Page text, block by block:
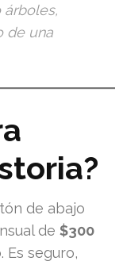
árboles,
de una
de abajo
de $300
Es seguro,